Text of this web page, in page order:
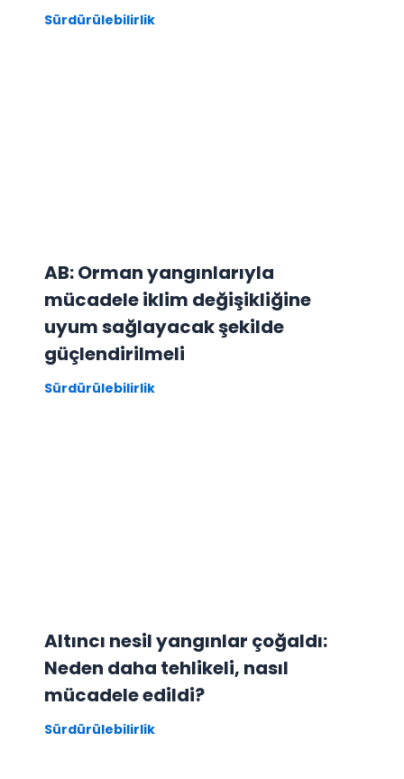
Sürdürülebilirlik
AB: Orman yangınlarıyla
mücadele iklim değişikliğine
uyum sağlayacak şekilde
güçlendirilmeli
Sürdürülebilirlik
Altıncı nesil yangınlar çoğaldı:
Neden daha tehlikeli, nasıl
mücadele edildi?
Sürdürülebilirlik